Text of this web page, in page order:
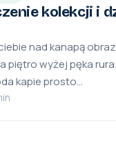
kolekcji i
nad kanapą
piętro wyżej pęka
kapie prosto…